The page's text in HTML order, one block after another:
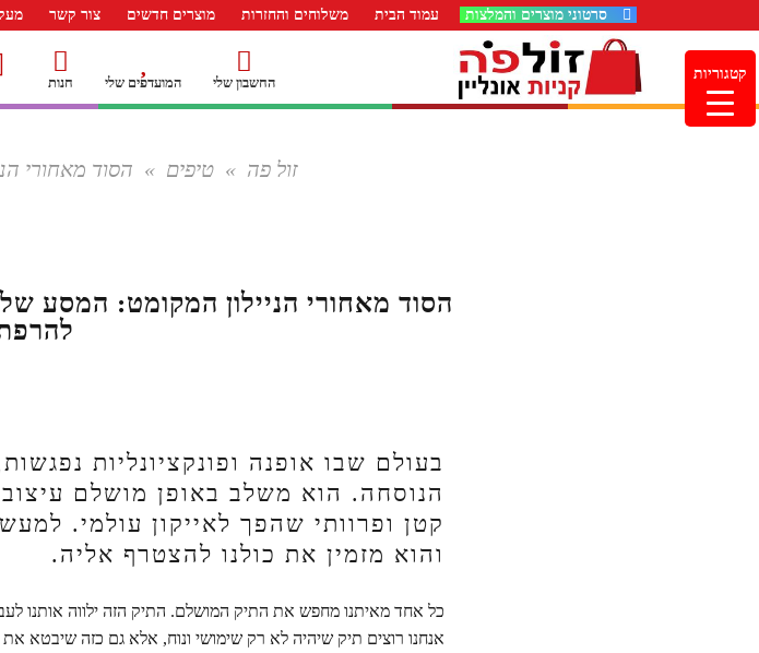
סרטוני מוצרים והמלצות עמוד הבית משלוחים והחזרות מוצרים חדשים צור קשר
החשבון שלי המועדפים שלי חנות
זול פה » טיפים » הסוד מאחורי
הסוד מאחורי הניילון המקומט: המסע
בעולם שבו אופנה ופונקציונליות
הנוסחה. הוא משלב באופן מושלם
קטן ופרוותי שהפך לאייקון עולמי.
והוא מזמין את כולנו להצטרף אליה.
כל אחד מאיתנו מחפש את התיק המושלם. התיק הזה ילווה אותנו
אנחנו רוצים תיק שיהיה לא רק שימושי ונוח, אלא גם כזה שיבטא
קטגוריות